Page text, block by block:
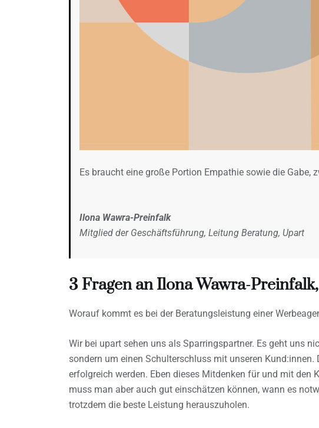
Es braucht eine große Portion Empathie sowie die Gabe,
Ilona Wawra-Preinfalk
Mitglied der Geschäftsführung, Leitung Beratung, Upart
3 Fragen an Ilona Wawra-Preinfalk,
Worauf kommt es bei der Beratungsleistung einer
Wir bei upart sehen uns als Sparringspartner. Es geht uns
sondern um einen Schulterschluss mit unseren
erfolgreich werden. Eben dieses Mitdenken für und mit den
muss man aber auch gut einschätzen können, wann es
trotzdem die beste Leistung herauszuholen.